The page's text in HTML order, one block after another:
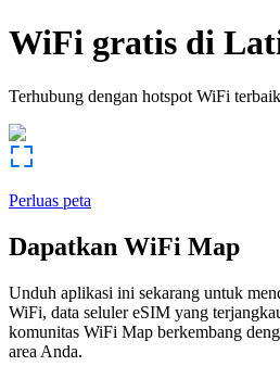
WiFi gratis di
Terhubung dengan hotspot WiFi
Perluas peta
Dapatkan WiFi Map
Unduh aplikasi ini sekarang untuk
WiFi, data seluler eSIM yang
komunitas WiFi Map berkembang
area Anda.